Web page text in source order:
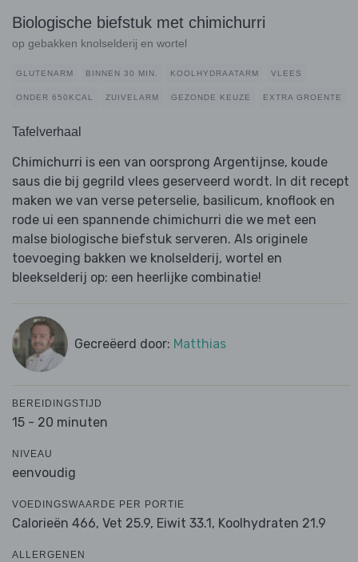
Biologische biefstuk met chimichurri
op gebakken knolselderij en wortel
GLUTENARM BINNEN 30 MIN. KOOLHYDRAATARM VLEES
ONDER 650KCAL ZUIVELARM GEZONDE KEUZE EXTRA GROENTE
Tafelverhaal
Chimichurri is een van oorsprong Argentijnse, koude
saus die bij gegrild vlees geserveerd wordt. In dit recept
maken we van verse peterselie, basilicum, knoflook en
rode ui een spannende chimichurri die we met een
malse biologische biefstuk serveren. Als originele
toevoeging bakken we knolselderij, wortel en
bleekselderij op: een heerlijke combinatie!
Gecreëerd door: Matthias
BEREIDINGSTIJD
15 - 20 minuten
NIVEAU
eenvoudig
VOEDINGSWAARDE PER PORTIE
Calorieën 466, Vet 25.9, Eiwit 33.1, Koolhydraten 21.9
ALLERGENEN